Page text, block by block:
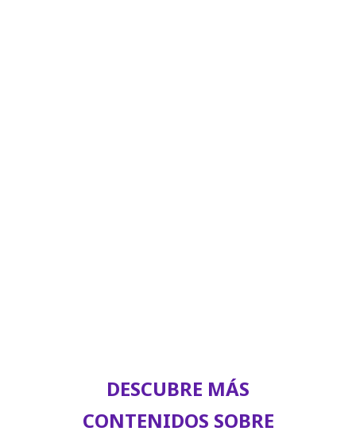
DESCUBRE MÁS
CONTENIDOS SOBRE